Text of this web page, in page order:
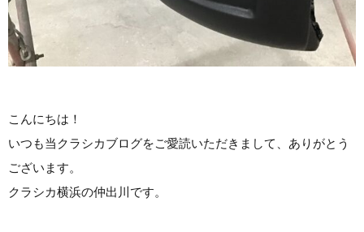
こんにちは！
いつも当クラシカブログをご愛読いただきまして、ありがとう
ございます。
クラシカ横浜の仲出川です。